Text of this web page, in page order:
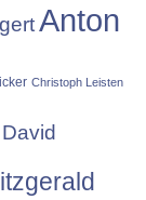
Anton
Christoph Leisten
David